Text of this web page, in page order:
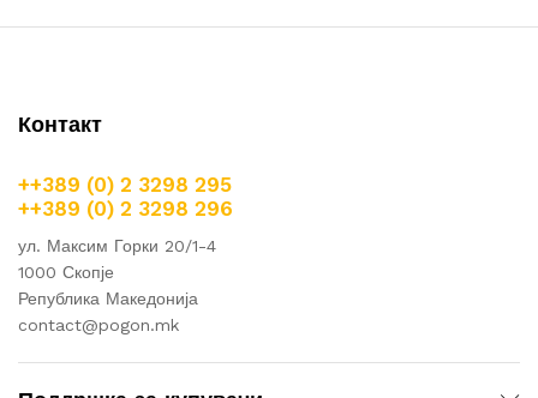
Контакт
++389 (0) 2 3298 295
++389 (0) 2 3298 296
ул. Максим Горки 20/1-4
1000 Скопје
Република Македонија
contact@pogon.mk